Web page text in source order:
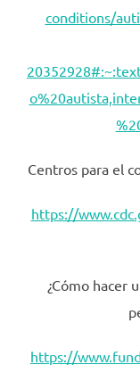
conditions/
Centros para el
https://
¿Cómo hacer
https://